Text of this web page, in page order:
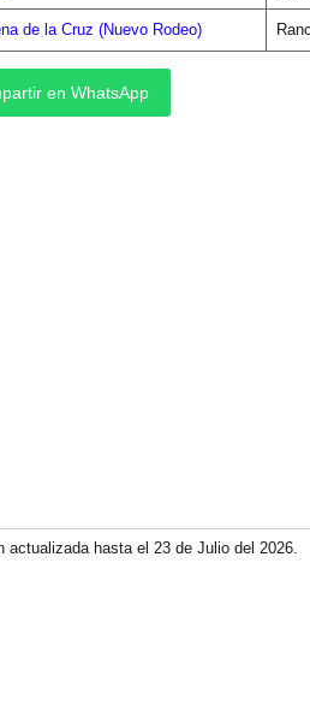
de la Cruz (Nuevo Rodeo)
en WhatsApp
actualizada hasta el 23 de Julio del 2026.